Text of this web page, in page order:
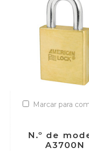
Marcar para
N.º de
A3700N